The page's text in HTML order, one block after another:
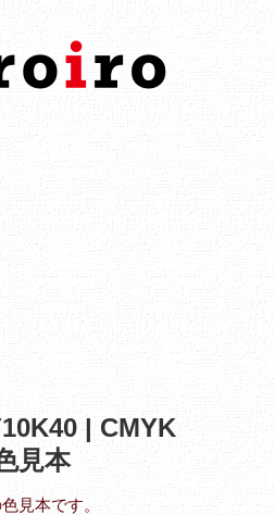
| CMYK
見本
見本です。